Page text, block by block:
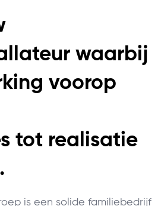
waarbij
voorop
tot realisatie
is een solide familiebedrijf